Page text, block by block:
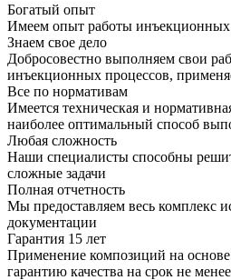
Богатый опыт
Имеем опыт работы инъекционных
Знаем свое дело
Добросовестно выполняем свои
инъекционных процессов,
Все по нормативам
Имеется техническая и
наиболее оптимальный способ
Любая сложность
Наши специалисты способны
сложные задачи
Полная отчетность
Мы предоставляем весь комплекс
документации
Гарантия 15 лет
Применение композиций на
гарантию качества на срок не